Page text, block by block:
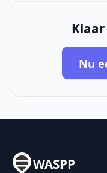
Nu
WASPP